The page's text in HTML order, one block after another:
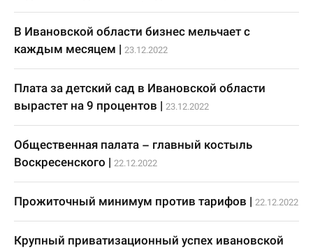
В Ивановской области бизнес мельчает с
каждым месяцем | 23.12.2022
Плата за детский сад в Ивановской области
вырастет на 9 процентов | 23.12.2022
Общественная палата – главный костыль
Воскресенского | 22.12.2022
Прожиточный минимум против тарифов | 22.12.2022
Крупный приватизационный успех ивановской